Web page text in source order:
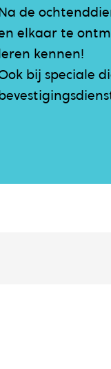
de
elkaar te
kennen!
bij speciale